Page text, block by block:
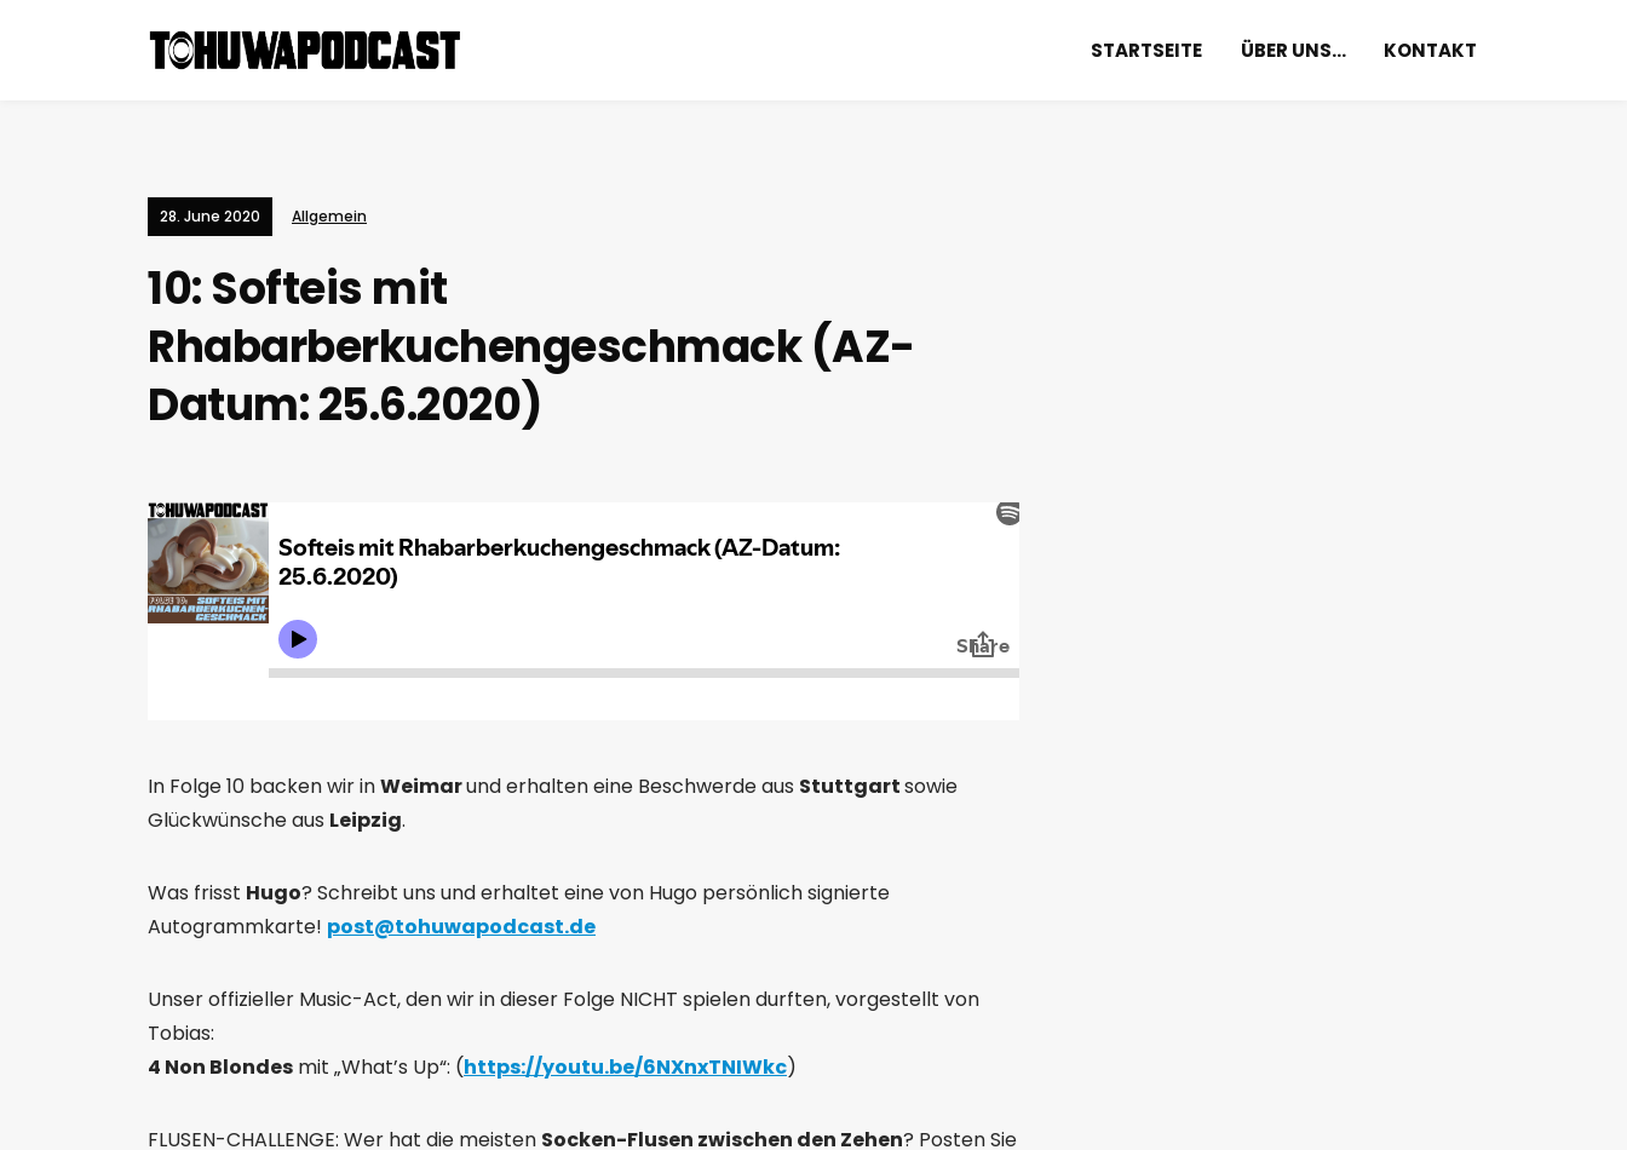
STARTSEITE ÜBER UNS… KONTAKT
28. June 2020 Allgemein
10: Softeis mit
Rhabarberkuchengeschmack (AZ-
Datum: 25.6.2020)
In Folge 10 backen wir inWeimarund erhalten eine Beschwerde aus Stuttgartsowie
Glückwünsche aus Leipzig.
Was frisst Hugo? Schreibt uns und erhaltet eine von Hugo persönlich signierte
Autogrammkarte! post@tohuwapodcast.de
Unser offizieller Music-Act, den wir in dieser Folge NICHT spielen durften, vorgestellt von
Tobias:
4 Non Blondes mit „What’s Up“: (https://youtu.be/6NXnxTNIWkc)
FLUSEN-CHALLENGE: Wer hat die meisten Socken-Flusen zwischen den Zehen? Posten Sie